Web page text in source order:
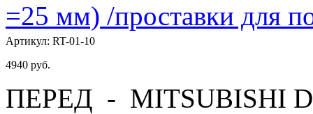
=25 мм) /проставки для
Артикул: RT-01-10
4940 руб.
ПЕРЕД - MITSUBISHI